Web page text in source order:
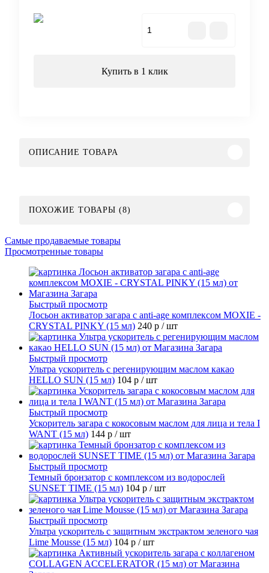
Купить в 1 клик
ОПИСАНИЕ ТОВАРА
ПОХОЖИЕ ТОВАРЫ (8)
Самые продаваемые товары
Просмотренные товары
Быстрый просмотр
Лосьон активатор загара с anti-age комплексом MOXIE -
CRYSTAL PINKY (15 мл) 240 р / шт
Быстрый просмотр
Ультра ускоритель с регенирующим маслом какао
HELLO SUN (15 мл) 104 р / шт
Быстрый просмотр
Ускоритель загара с кокосовым маслом для лица и тела I
WANT (15 мл) 144 р / шт
Быстрый просмотр
Темный бронзатор с комплексом из водорослей
SUNSET TIME (15 мл) 104 р / шт
Быстрый просмотр
Ультра ускоритель с защитным экстрактом зеленого чая
Lime Mousse (15 мл) 104 р / шт